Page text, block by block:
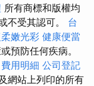
所有商標和版權均
不受其認可。 台
嫩光彩 健康便當
預防任何疾病。
用明細 公司登記
網站上列印的所有